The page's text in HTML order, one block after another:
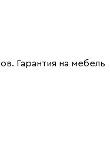
Гарантия на мебель